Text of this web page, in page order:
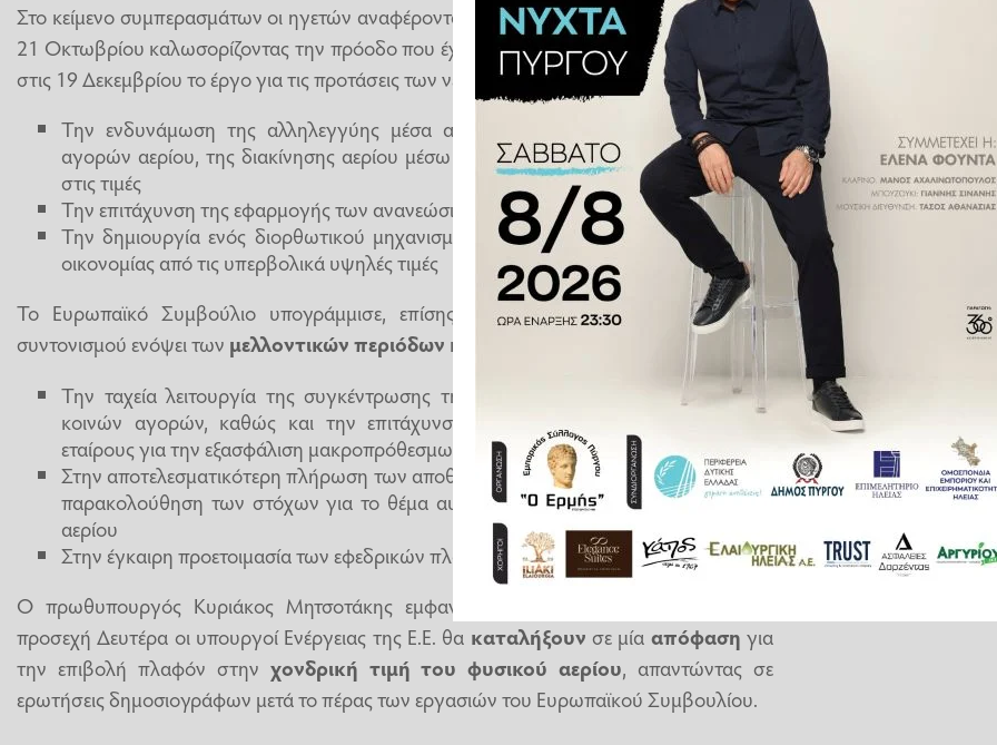
Στο κείμενο συμπερασμάτων οι ηγετών αναφέρονται σε όσα αποφάσισαν το διήμερο 20-
21 Οκτωβρίου καλωσορίζοντας την πρόοδο που έχει γίνει και ζητώντας να ολοκληρωθεί
στις 19 Δεκεμβρίου το έργο για τις προτάσεις των νέων ρυθμιστικών κανόνων με στόχο:
Την ενδυνάμωση της αλληλεγγύης μέσα από έναν καλύτερο συντονισμό των
αγορών αερίου, της διακίνησης αερίου μέσω των συνόρων και τις αξιόπιστα όρια
στις τιμές
Την επιτάχυνση της εφαρμογής των ανανεώσιμων πηγών ενέργειας
Την δημιουργία ενός διορθωτικού μηχανισμού προστασίας των πολιτών και της
οικονομίας από τις υπερβολικά υψηλές τιμές
Το Ευρωπαϊκό Συμβούλιο υπογράμμισε, επίσης, τη σημασία της
ενίσχυσηςτου
συντονισμού ενόψει των μελλοντικών περιόδων κρύου και ειδικότερα:
Την ταχεία λειτουργία της συγκέντρωσης της ζήτησης φυσικού αερίου και των
κοινών αγορών, καθώς και την επιτάχυνση των συζητήσεων με αξιόπιστους
εταίρους για την εξασφάλιση μακροπρόθεσμων συμβολαίων
Στην αποτελεσματικότερη πλήρωση των αποθηκών φυσικού αερίου και στην στενή
παρακολούθηση των στόχων για το θέμα αυτό αλλά και την μείωση στη ζήτηση
αερίου
Στην έγκαιρη προετοιμασία των εφεδρικών πλάνων για τον χειμώνα του 2023-2024
Ο πρωθυπουργός Κυριάκος Μητσοτάκης εμφανίστηκε πάντως αισιόδοξος ότι την
προσεχή Δευτέρα οι υπουργοί Ενέργειας της Ε.Ε. θα καταλήξουν σε μία απόφαση για
την επιβολή πλαφόν στην χονδρική τιμή του φυσικού αερίου, απαντώντας σε
ερωτήσεις δημοσιογράφων μετά το πέρας των εργασιών του Ευρωπαϊκού Συμβουλίου.